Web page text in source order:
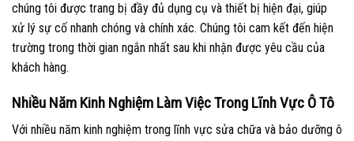
chúng tôi được trang bị đầy đủ dụng cụ và thiết bị hiện đại, giúp
xử lý sự cố nhanh chóng và chính xác. Chúng tôi cam kết đến hiện
trường trong thời gian ngắn nhất sau khi nhận được yêu cầu của
khách hàng.
Nhiều Năm Kinh Nghiệm Làm Việc Trong Lĩnh Vực Ô Tô
Với nhiều năm kinh nghiệm trong lĩnh vực sửa chữa và bảo dưỡng ô